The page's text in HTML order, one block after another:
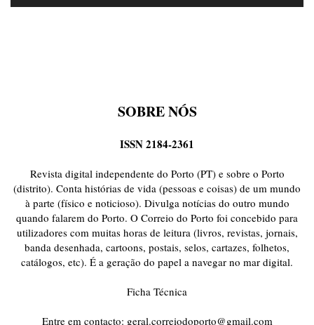
SOBRE NÓS
ISSN 2184-2361
Revista digital independente do Porto (PT) e sobre o Porto
(distrito). Conta histórias de vida (pessoas e coisas) de um mundo
à parte (físico e noticioso). Divulga notícias do outro mundo
quando falarem do Porto. O Correio do Porto foi concebido para
utilizadores com muitas horas de leitura (livros, revistas, jornais,
banda desenhada, cartoons, postais, selos, cartazes, folhetos,
catálogos, etc). É a geração do papel a navegar no mar digital.
Ficha Técnica
Entre em contacto: geral.correiodoporto@gmail.com